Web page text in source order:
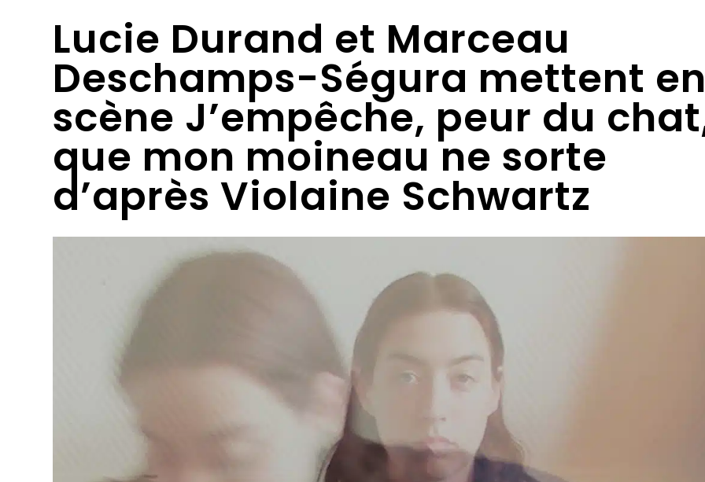
Lucie Durand et Marceau
Deschamps-Ségura mettent
scène J’empêche, peur du
que mon moineau ne sorte
d’après Violaine Schwartz